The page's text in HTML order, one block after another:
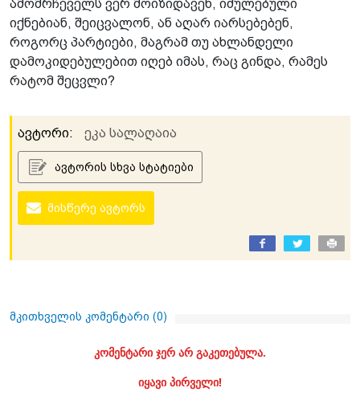
ამომრჩეველს ვერ მოიზიდავენ, იძულებული
იქნებიან, შეიცვალონ, ან აღარ იარსებებენ,
როგორც პარტიები, მაგრამ თუ ახლანდელი
დამოკიდებულებით იღებ იმას, რაც გინდა, რამეს
რატომ შეცვლი?
ავტორი: ეკა სალაღაია
ავტორის სხვა სტატიები
მისწერე ავტორს
მკითხველის კომენტარი (0)
კომენტარი ჯერ არ გაკეთებულა.
იყავი პირველი!